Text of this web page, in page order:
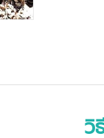
วิ